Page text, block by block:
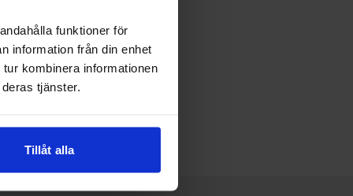
funktioner för
information från din enhet
kombinera informationen
tjänster.
Tillåt alla